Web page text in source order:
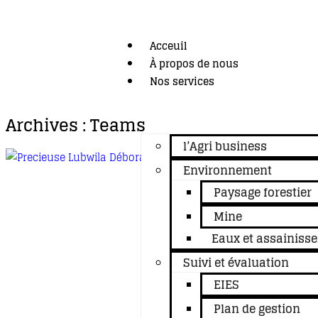
Acceuil
À propos de nous
Nos services
l’Agri business
Environnement
Paysage forestier
Mine
Eaux et
Suivi et évaluation
EIES
Plan de gestion
Archives :Teams